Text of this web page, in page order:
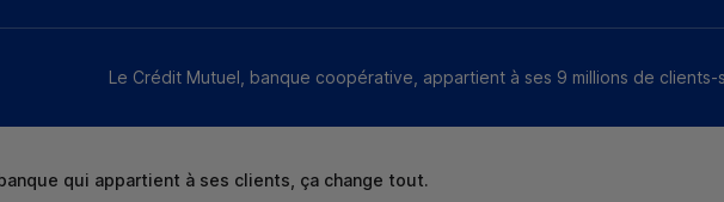
Le Crédit Mutuel, banque coopérative, appartient à ses 9 millions de clients-
qui appartient à ses clients, ça change tout.